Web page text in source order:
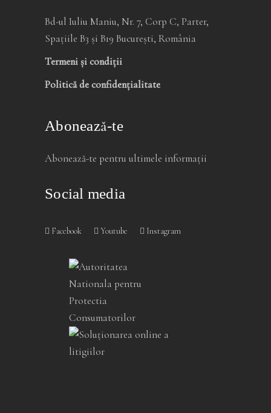
Bd-ul Iuliu Maniu, Nr. 7, Corp C, Parter,
Spațiile B3 și B19 București, România
Termeni și condiții
Politică de confidențialitate
Abonează-te
Abonează-te pentru ultimele informații
Social media
Facebook Youtube Instagram